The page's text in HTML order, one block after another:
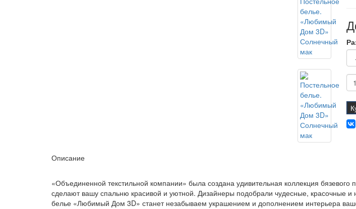
Описание
«Объединенной текстильной компании» была создана удивительная коллекция
сделают вашу спальню красивой и уютной. Дизайнеры подобрали чудесные, красочные
белье «Любимый Дом 3D» станет незабываем украшением и дополнением интерьера